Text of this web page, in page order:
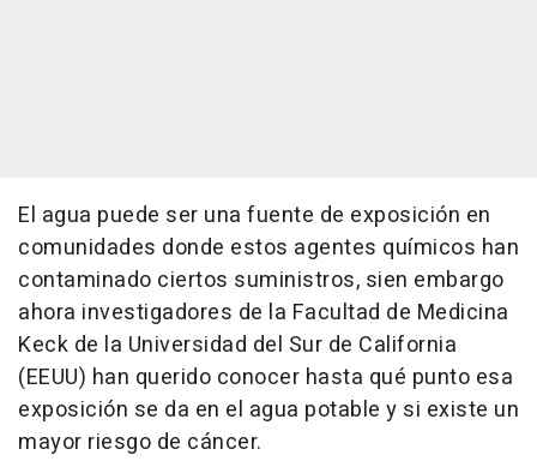
El agua puede ser una fuente de exposición en
comunidades donde estos agentes químicos han
contaminado ciertos suministros, sien embargo
ahora investigadores de la Facultad de Medicina
Keck de la Universidad del Sur de California
(EEUU) han querido conocer hasta qué punto esa
exposición se da en el agua potable y si existe un
mayor riesgo de cáncer.